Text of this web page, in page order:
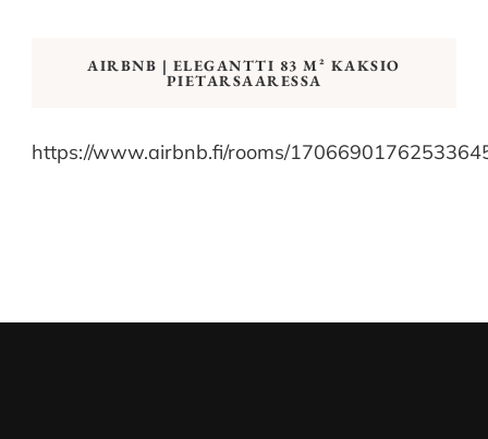
AIRBNB | ELEGANTTI 83 M² KAKSIO
PIETARSAARESSA
https://www.airbnb.fi/rooms/